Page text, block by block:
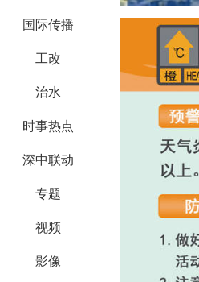
国际传播
工改
治水
时事热点
深中联动
专题
视频
影像